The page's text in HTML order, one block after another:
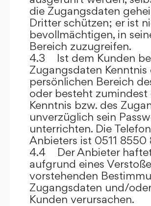
die Zugangsdaten
Dritter schützen; er ist
bevollmächtigen, in
Bereich zuzugreifen.
4.3 Ist dem Kunden
Zugangsdaten
persönlichen Bereich
oder besteht
Kenntnis bzw. des
unverzüglich sein
unterrichten. Die
Anbieters ist 0511 8550
4.4 Der Anbieter
aufgrund eines
vorstehenden
Zugangsdaten und/
Kunden verursachen.